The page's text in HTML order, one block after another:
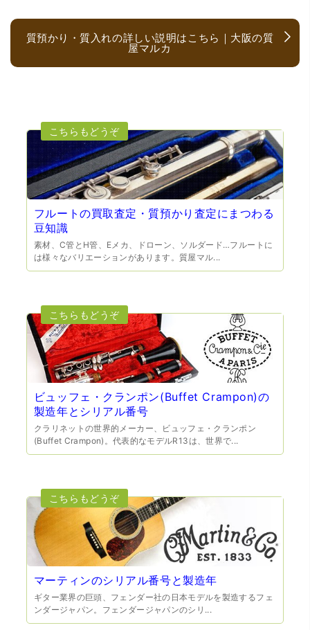
（大阪府大阪市）とても宝石に詳しく、また中古市場の仕
組みもお教えいただけ嬉しかったです。鑑別も素早く驚き
ました。宜しくお願いいたします。(楽器等、様々なジャン
ルに詳しいの流石の一言に尽きます)
（大阪府門真市）他店ではメール見積もりの時点で数千
円〜1万程度の見積もりでしたが、こちらのメールでの見積
もりは倍以上ちがうので利用させて頂きました。 対応も丁
寧で良かったです。
（大阪市東淀川区）出来るだけ安く買取られるのかな…?と
いう不安が最初は有りましたが、面倒な営業トークも一切
なく安心して任せられました。 ありがとうございます。
質預かり・質入れの詳しい説明はこちら｜大阪の質
屋マルカ
フルートの買取査定・質預かり査定にまつわる
豆知識
素材、C管とH管、Eメカ、ドローン、ソルダード…フルートに
は様々なバリエーションがあります。質屋マル...
ビュッフェ・クランポン(Buffet Crampon)の
製造年とシリアル番号
クラリネットの世界的メーカー、ビュッフェ・クランポン
(Buffet Crampon)。代表的なモデルR13は、世界で...
マーティンのシリアル番号と製造年
ギター業界の巨頭、フェンダー社の日本モデルを製造するフェ
ンダージャパン。フェンダージャパンのシリ...